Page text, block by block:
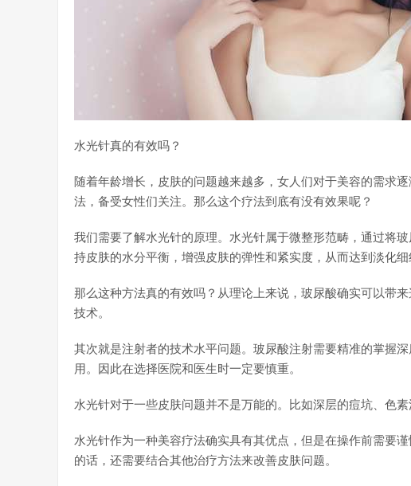
水光针真的有效吗？
随着年龄增长，皮肤的问题越来越多，女人们对于美容的需求
法，备受女性们关注。那么这个疗法到底有没有效果呢？
我们需要了解水光针的原理。水光针属于微整形范畴，通过将
持皮肤的水分平衡，增强皮肤的弹性和紧实度，从而达到淡化
那么这种方法真的有效吗？从理论上来说，玻尿酸确实可以带
技术。
其次就是注射者的技术水平问题。玻尿酸注射需要精准的掌握
用。因此在选择医院和医生时一定要慎重。
水光针对于一些皮肤问题并不是万能的。比如深层的痘坑、色
水光针作为一种美容疗法确实具有其优点，但是在操作前需要
的话，还需要结合其他治疗方法来改善皮肤问题。